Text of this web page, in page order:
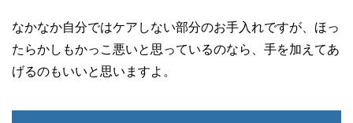
なかなか自分ではケアしない部分のお手入れですが、ほっ
たらかしもかっこ悪いと思っているのなら、手を加えてあ
げるのもいいと思いますよ。